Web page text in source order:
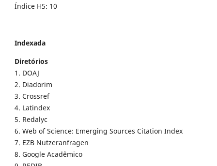
Índice H5: 10
Indexada
Diretórios
1. DOAJ
2. Diadorim
3. Crossref
4. Latindex
5. Redalyc
6. Web of Science: Emerging Sources Citation Index
7. EZB Nutzeranfragen
8. Google Acadêmico